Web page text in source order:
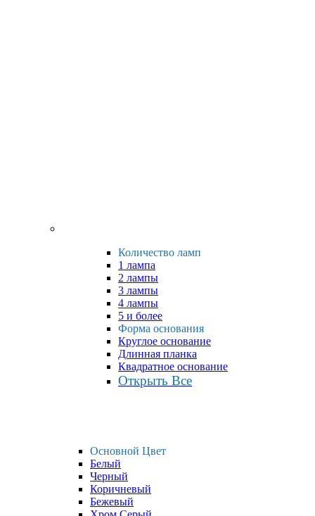
Количество ламп
1 лампа
2 лампы
3 лампы
4 лампы
5 и более
Форма основания
Круглое основание
Длинная планка
Квадратное основание
Открыть Все
Основной Цвет
Белый
Черный
Коричневый
Бежевый